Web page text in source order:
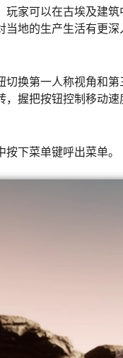
家可以在古埃及建
地的生产生活有更深
换第一人称视角和第
握把按钮控制移动速
下菜单键呼出菜单。